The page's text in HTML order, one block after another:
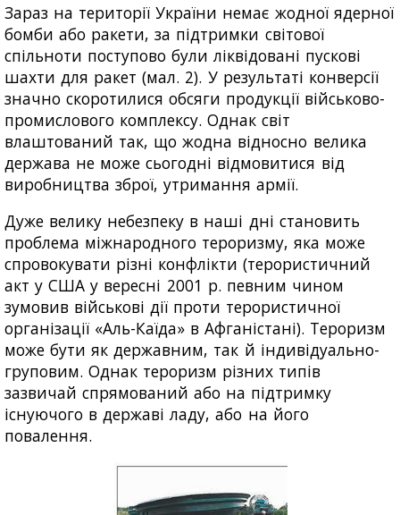
Зараз на території України немає жодної ядерної
бомби або ракети, за підтримки світової
спільноти поступово були ліквідовані пускові
шахти для ракет (мал. 2). У результаті конверсії
значно скоротилися обсяги продукції військово-
промислового комплексу. Однак світ
влаштований так, що жодна відносно велика
держава не може сьогодні відмовитися від
виробництва зброї, утримання армії.
Дуже велику небезпеку в наші дні становить
проблема міжнародного тероризму, яка може
спровокувати різні конфлікти (терористичний
акт у США у вересні 2001 р. певним чином
зумовив військові дії проти терористичної
організації «Аль-Каїда» в Афганістані). Тероризм
може бути як державним, так й індивідуально-
груповим. Однак тероризм різних типів
зазвичай спрямований або на підтримку
існуючого в державі ладу, або на його
повалення.